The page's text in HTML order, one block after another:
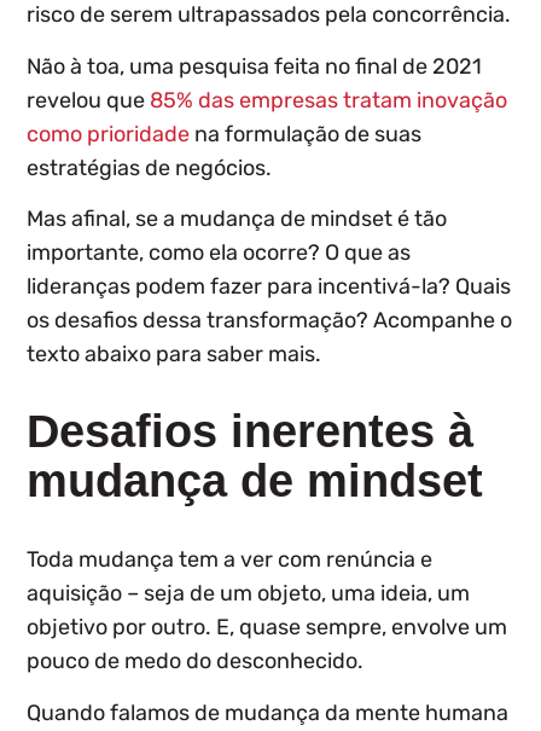
risco de serem ultrapassados pela concorrência.
Não à toa, uma pesquisa feita no final de 2021
revelou que 85% das empresas tratam inovação
como prioridade na formulação de suas
estratégias de negócios.
Mas afinal, se a mudança de mindset é tão
importante, como ela ocorre? O que as
lideranças podem fazer para incentivá-la? Quais
os desafios dessa transformação? Acompanhe o
texto abaixo para saber mais.
Desafios inerentes à
mudança de mindset
Toda mudança tem a ver com renúncia e
aquisição – seja de um objeto, uma ideia, um
objetivo por outro. E, quase sempre, envolve um
pouco de medo do desconhecido.
Quando falamos de mudança da mente humana